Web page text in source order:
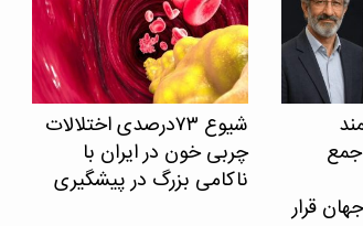
جمع
قرار
شیوع ۷۳درصدی اختلالات
چربی خون در ایران با
ناکامی بزرگ در پیشگیری